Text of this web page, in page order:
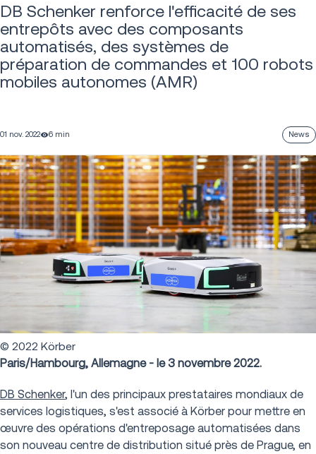
DB Schenker renforce l'efficacité de ses
entrepôts avec des composants
automatisés, des systèmes de
préparation de commandes et 100 robots
mobiles autonomes (AMR)
01 nov. 2022 6 min News
© 2022 Körber
Paris/Hambourg, Allemagne - le 3 novembre 2022.
DB Schenker, l'un des principaux prestataires mondiaux de
services logistiques, s'est associé à Körber pour mettre en
œuvre des opérations d'entreposage automatisées dans
son nouveau centre de distribution situé près de Prague, en